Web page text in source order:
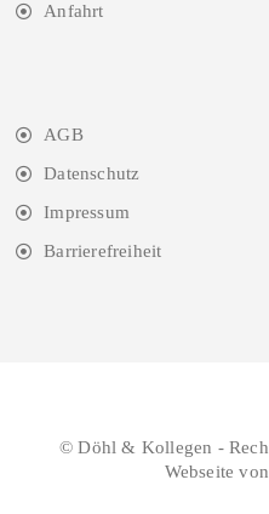
Anfahrt
AGB
Datenschutz
Impressum
Barrierefreiheit
© Döhl & Kollegen -
Webseite